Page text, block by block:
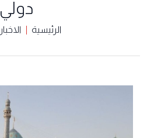
دولي
الرئيسية الاخبار